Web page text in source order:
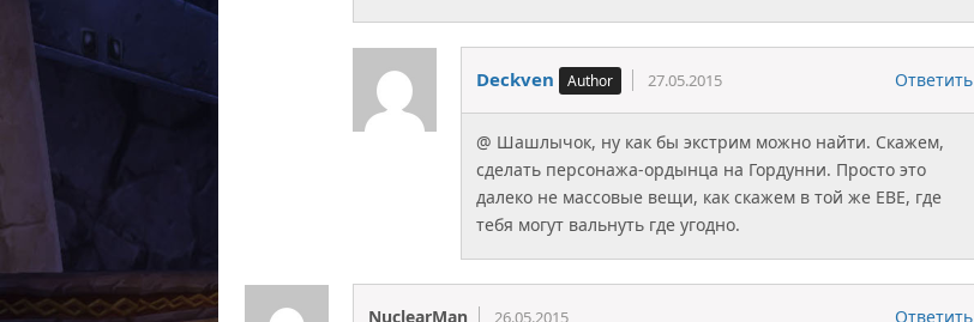
Deckven 27.05.2015 Ответить
@ Шашлычок, ну как бы экстрим можно найти. Скажем,
сделать персонажа-ордынца на Гордунни. Просто это
далеко не массовые вещи, как скажем в той же ЕВЕ, где
тебя могут вальнуть где угодно.
NuclearMan 26.05.2015 Ответить